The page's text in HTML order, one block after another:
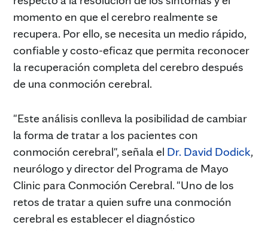
momento en que el cerebro realmente se
recupera. Por ello, se necesita un medio rápido,
confiable y costo-eficaz que permita reconocer
la recuperación completa del cerebro después
de una conmoción cerebral.
"Este análisis conlleva la posibilidad de cambiar
la forma de tratar a los pacientes con
conmoción cerebral", señala el Dr. David Dodick,
neurólogo y director del Programa de Mayo
Clinic para Conmoción Cerebral. "Uno de los
retos de tratar a quien sufre una conmoción
cerebral es establecer el diagnóstico